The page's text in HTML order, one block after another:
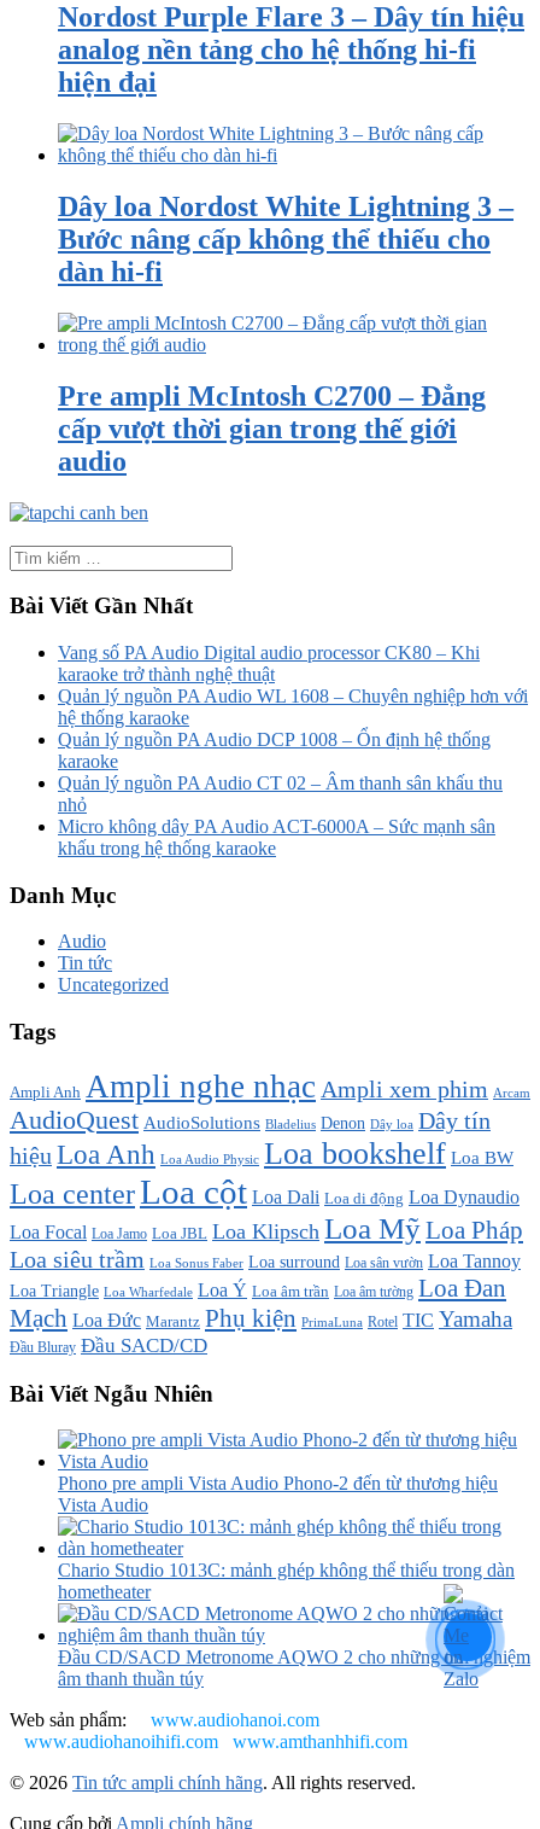
Nordost Purple Flare 3 – Dây tín hiệu
analog nền tảng cho hệ thống hi-fi
hiện đại
Dây loa Nordost White Lightning 3 –
Bước nâng cấp không thể thiếu cho
dàn hi-fi
Pre ampli McIntosh C2700 – Đẳng
cấp vượt thời gian trong thế giới
audio
Bài Viết Gần Nhất
Vang số PA Audio Digital audio processor CK80 – Khi
karaoke trở thành nghệ thuật
Quản lý nguồn PA Audio WL 1608 – Chuyên nghiệp hơn với
hệ thống karaoke
Quản lý nguồn PA Audio DCP 1008 – Ổn định hệ thống
karaoke
Quản lý nguồn PA Audio CT 02 – Âm thanh sân khấu thu
nhỏ
Micro không dây PA Audio ACT-6000A – Sức mạnh sân
khấu trong hệ thống karaoke
Danh Mục
Audio
Tin tức
Uncategorized
Tags
Ampli Anh Ampli nghe nhạc Ampli xem phim Arcam
AudioQuest AudioSolutions Bladelius Denon Dây loa Dây tín
hiệu Loa Anh Loa Audio Physic Loa bookshelf Loa BW
Loa centerLoa cột Loa Dali Loa di động Loa Dynaudio
Loa Focal Loa Jamo Loa JBL Loa Klipsch Loa MỹLoa Pháp
Loa siêu trầm Loa Sonus Faber Loa surround Loa sân vườn Loa Tannoy
Loa Triangle Loa Wharfedale Loa Ý Loa âm trần Loa âm tường Loa Đan
Mạch Loa Đức Marantz Phụ kiện PrimaLuna Rotel TIC Yamaha
Đầu Bluray Đầu SACD/CD
Bài Viết Ngẫu Nhiên
Phono pre ampli Vista Audio Phono-2 đến từ thương hiệu
Vista Audio
Chario Studio 1013C: mảnh ghép không thể thiếu trong dàn
hometheater
Đầu CD/SACD Metronome AQWO 2 cho những trải nghiệm
âm thanh thuần túy
Web sản phẩm: www.audiohanoi.com
www.audiohanoihifi.com
www.amthanhhifi.com
© 2026 Tin tức ampli chính hãng. All rights reserved.
Cung cấp bởi Ampli chính hãng